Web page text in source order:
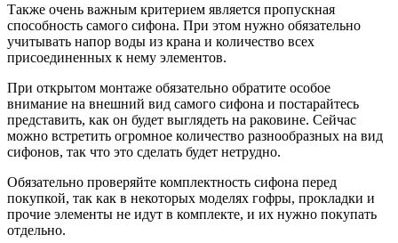
Также очень важным критерием является пропускная
способность самого сифона. При этом нужно обязательно
учитывать напор воды из крана и количество всех
присоединенных к нему элементов.
При открытом монтаже обязательно обратите особое
внимание на внешний вид самого сифона и постарайтесь
представить, как он будет выглядеть на раковине. Сейчас
можно встретить огромное количество разнообразных на вид
сифонов, так что это сделать будет нетрудно.
Обязательно проверяйте комплектность сифона перед
покупкой, так как в некоторых моделях гофры, прокладки и
прочие элементы не идут в комплекте, и их нужно покупать
отдельно.